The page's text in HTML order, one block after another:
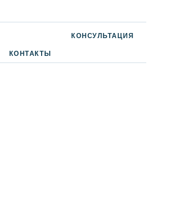
КОНТАКТЫ
КОНСУЛЬТАЦИЯ